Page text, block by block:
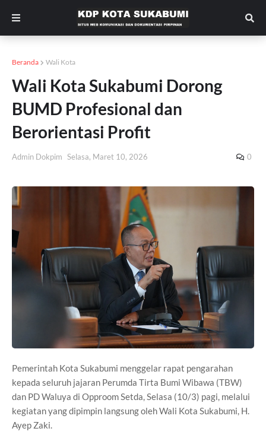
Beranda Wali Kota
Wali Kota Sukabumi Dorong
BUMD Profesional dan
Berorientasi Profit
Admin Dokpim Selasa, Maret 10, 2026 0
Pemerintah Kota Sukabumi menggelar rapat pengarahan
kepada seluruh jajaran Perumda Tirta Bumi Wibawa (TBW)
dan PD Waluya di Opproom Setda, Selasa (10/3) pagi, melalui
kegiatan yang dipimpin langsung oleh Wali Kota Sukabumi, H.
Ayep Zaki.